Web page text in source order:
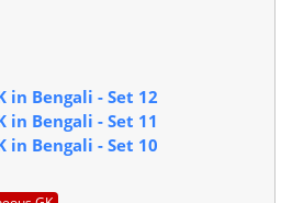
in Bengali - Set 12
in Bengali - Set 11
in Bengali - Set 10